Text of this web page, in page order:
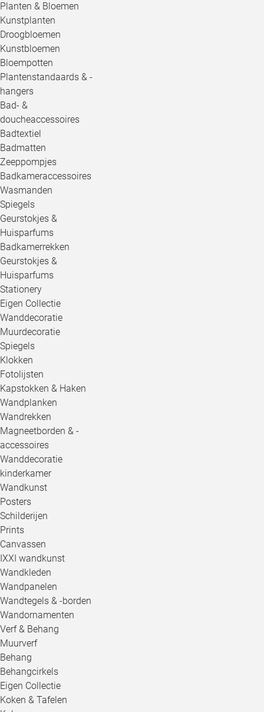
Planten & Bloemen
Kunstplanten
Droogbloemen
Kunstbloemen
Bloempotten
Plantenstandaards & -
hangers
Bad- &
doucheaccessoires
Badtextiel
Badmatten
Zeeppompjes
Badkameraccessoires
Wasmanden
Spiegels
Geurstokjes &
Huisparfums
Badkamerrekken
Geurstokjes &
Huisparfums
Stationery
Eigen Collectie
Wanddecoratie
Muurdecoratie
Spiegels
Klokken
Fotolijsten
Kapstokken & Haken
Wandplanken
Wandrekken
Magneetborden & -
accessoires
Wanddecoratie
kinderkamer
Wandkunst
Posters
Schilderijen
Prints
Canvassen
IXXI wandkunst
Wandkleden
Wandpanelen
Wandtegels & -borden
Wandornamenten
Verf & Behang
Muurverf
Behang
Behangcirkels
Eigen Collectie
Koken & Tafelen